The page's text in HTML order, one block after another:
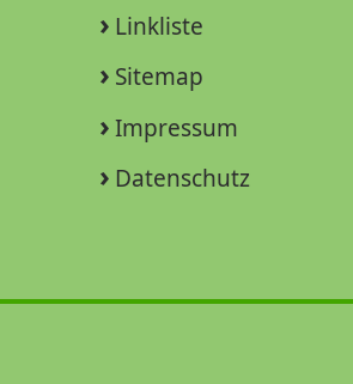
Linkliste
Sitemap
Impressum
Datenschutz